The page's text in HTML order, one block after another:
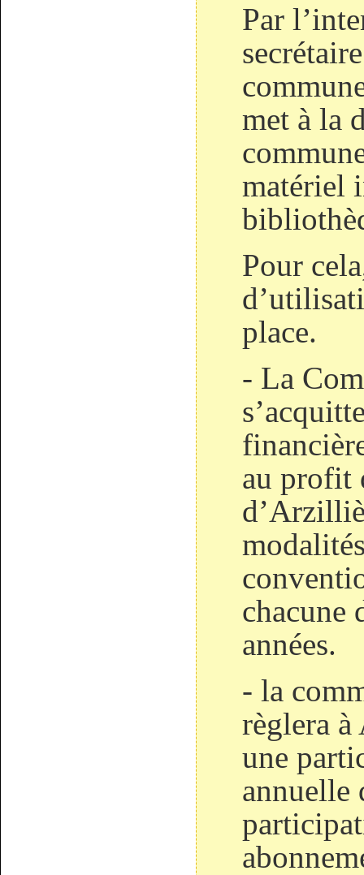
Par
met à la
matériel
Pour
place.
- La
au profit
chacune
années.
- la
règlera
une
annuelle